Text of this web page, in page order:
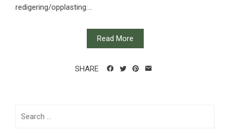
redigering/opplasting:...
Read More
SHARE